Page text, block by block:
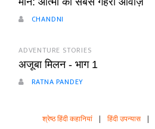
CHANDNI
ADVENTURE STORIES
अजूबा मिलन - भाग 1
RATNA PANDEY
श्रेष्ठ हिंदी कहानियां | हिंदी उपन्यास |